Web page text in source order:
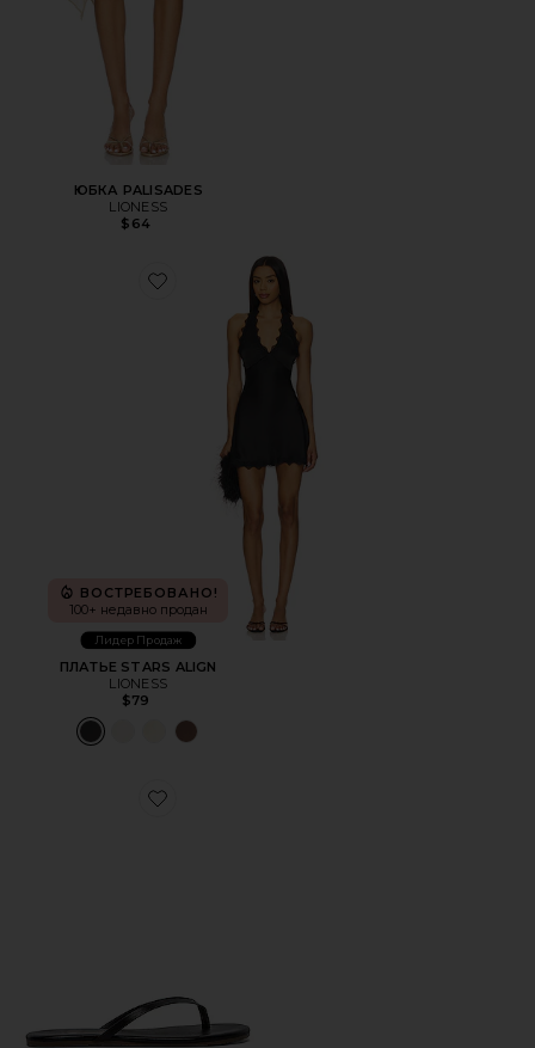
ЮБКА PALISADES
LIONESS
$64
Favorite ПЛАТЬЕ STARS ALIGN
ВОСТРЕБОВАНО!
100+ недавно продан
Лидер Продаж
ПЛАТЬЕ STARS ALIGN
LIONESS
$79
Favorite ШЛЕПАНЦЫ